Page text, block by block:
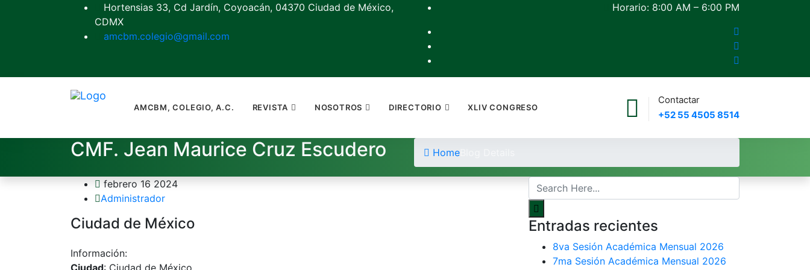
Hortensias 33, Cd Jardín, Coyoacán, 04370 Ciudad de México,
CDMX
amcbm.colegio@gmail.com
Horario: 8:00 AM – 6:00 PM
Contactar
+52 55 4505 8514
AMCBM, COLEGIO, A.C. REVISTA NOSOTROS DIRECTORIO XLIV CONGRESO
CMF. Jean Maurice Cruz Escudero Home
febrero 16 2024
Administrador
Ciudad de México
Información:
Ciudad: Ciudad de México
Entradas recientes
8va Sesión Académica Mensual 2026
7ma Sesión Académica Mensual 2026